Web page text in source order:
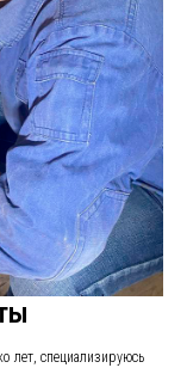
лет, специализируюсь